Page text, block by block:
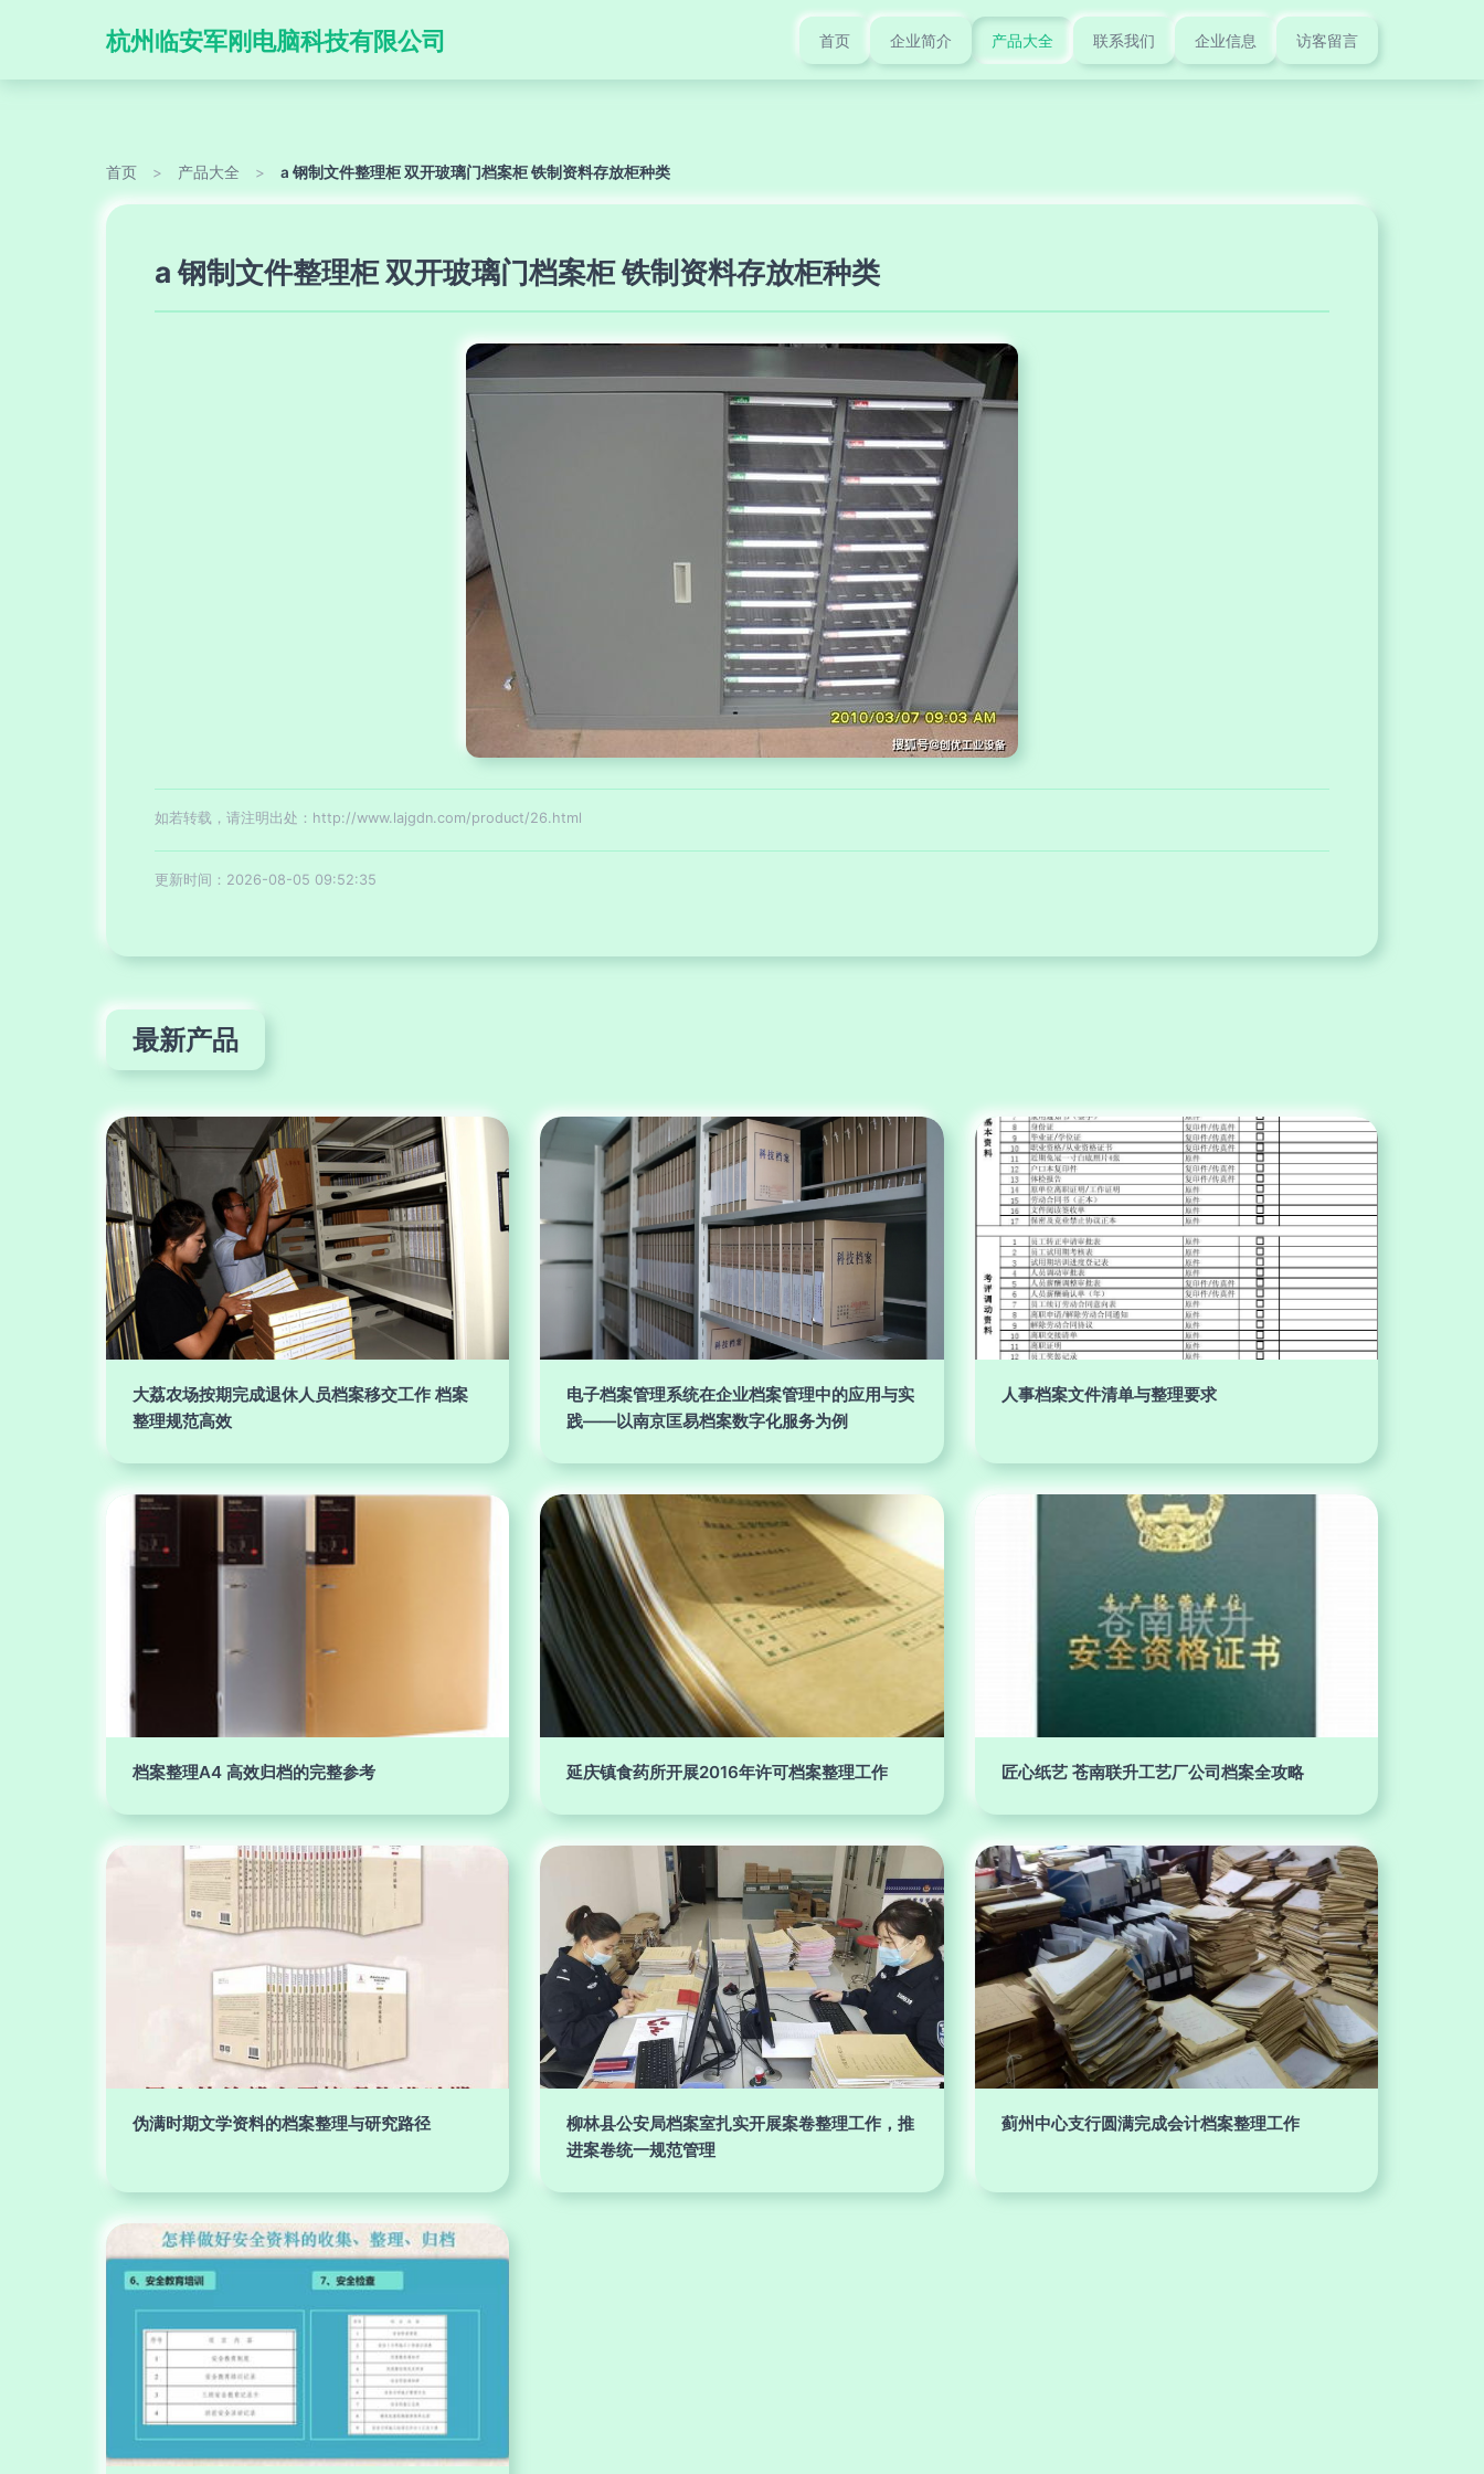
杭州临安军刚电脑科技有限公司 首页 企业简介 产品大全 联系我们 企业信息 访客留言
首页 > 产品大全 > a 钢制文件整理柜 双开玻璃门档案柜 铁制资料存放柜种类
a 钢制文件整理柜 双开玻璃门档案柜 铁制资料存放柜种类
如若转载，请注明出处：http://www.lajgdn.com/product/26.html
更新时间：2026-08-05 09:52:35
最新产品
大荔农场按期完成退休人员档案移交工作 档案
整理规范高效
电子档案管理系统在企业档案管理中的应用与实
践——以南京匡易档案数字化服务为例
人事档案文件清单与整理要求
档案整理A4 高效归档的完整参考 延庆镇食药所开展2016年许可档案整理工作 匠心纸艺 苍南联升工艺厂公司档案全攻略
伪满时期文学资料的档案整理与研究路径
柳林县公安局档案室扎实开展案卷整理工作，推
进案卷统一规范管理
蓟州中心支行圆满完成会计档案整理工作